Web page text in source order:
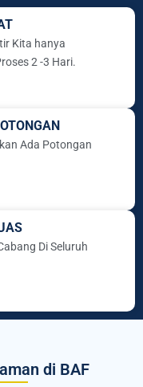
Kita hanya
2 -3 Hari.
Ada Potongan
Di Seluruh
di BAF